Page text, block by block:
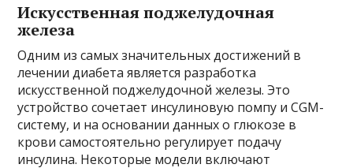
Искусственная поджелудочная
железа
Одним из самых значительных достижений в
лечении диабета является разработка
искусственной поджелудочной железы. Это
устройство сочетает инсулиновую помпу и CGM-
систему, и на основании данных о глюкозе в
крови самостоятельно регулирует подачу
инсулина. Некоторые модели включают